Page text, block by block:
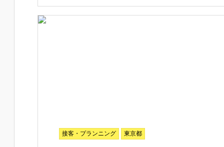
接客・プランニング 東京都